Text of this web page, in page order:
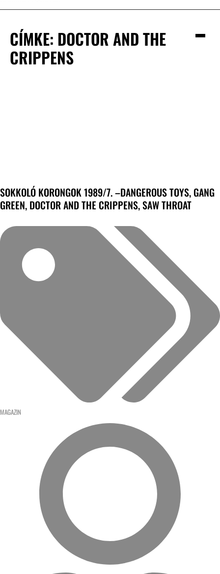
CÍMKE: DOCTOR AND THE
CRIPPENS
SOKKOLÓ KORONGOK 1989/7. –DANGEROUS TOYS, GANG
GREEN, DOCTOR AND THE CRIPPENS, SAW THROAT
MAGAZIN